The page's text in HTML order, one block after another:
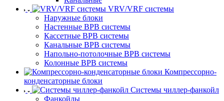
VRV/VRF системы
Наружные блоки
Настенные ВРВ системы
Кассетные ВРВ системы
Канальные ВРВ системы
Напольно-потолочные ВРВ системы
Колонные ВРВ системы
Компрессорно-
конденсаторные блоки
Системы чиллер-фанкойл
Фанкойлы